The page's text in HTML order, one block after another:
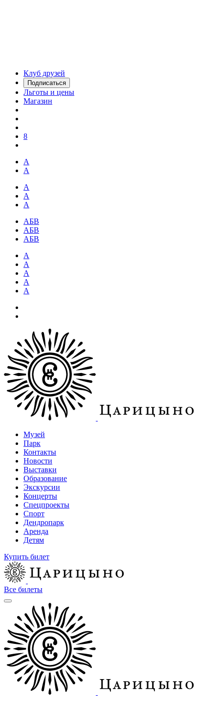
Клуб друзей
Подписаться
Льготы и цены
Магазин
8
А
А
А
А
А
АБВ
АБВ
АБВ
А
А
А
А
А
Музей
Парк
Контакты
Новости
Выставки
Образование
Экскурсии
Концерты
Спецпроекты
Спорт
Дендропарк
Аренда
Детям
Купить билет
Все билеты